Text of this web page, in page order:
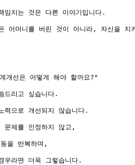
임지는 것은 다른 이야기입니다.
어머니를 버린 것이 아니라, 자신을 지
개선은 어떻게 해야 할까요?"
드리고 싶습니다.
력으로 개선되지 않습니다.
문제를 인정하지 않고,
을 반복하며,
우라면 더욱 그렇습니다.